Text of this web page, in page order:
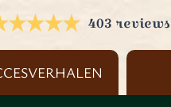
403 reviews